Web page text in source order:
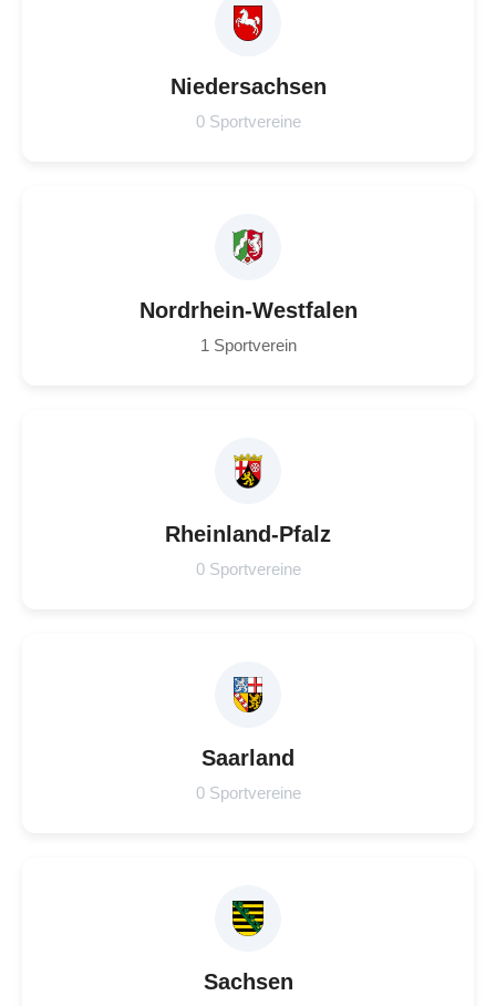
Niedersachsen
0 Sportvereine
Nordrhein-Westfalen
1 Sportverein
Rheinland-Pfalz
0 Sportvereine
Saarland
0 Sportvereine
Sachsen